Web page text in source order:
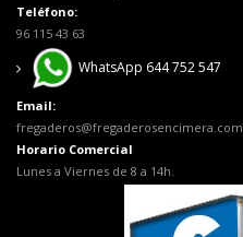
Teléfono:
96 115 43 63
WhatsApp 644 752 547
Email:
fregaderos@fregaderosencimera.com
Horario Comercial
Lunes a Viernes de 8 a 14h.